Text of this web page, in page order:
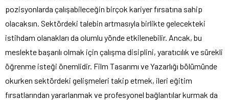
pozisyonlarda çalışabileceğin birçok kariyer fırsatına sahip
olacaksın. Sektördeki talebin artmasıyla birlikte gelecekteki
istihdam olanakları da olumlu yönde etkilenebilir. Ancak, bu
meslekte başarılı olmak için çalışma disiplini, yaratıcılık ve sürekli
öğrenme isteği önemlidir. Film Tasarımı ve Yazarlığı bölümünde
okurken sektördeki gelişmeleri takip etmek, ileri eğitim
fırsatlarından yararlanmak ve profesyonel bağlantılar kurmak da